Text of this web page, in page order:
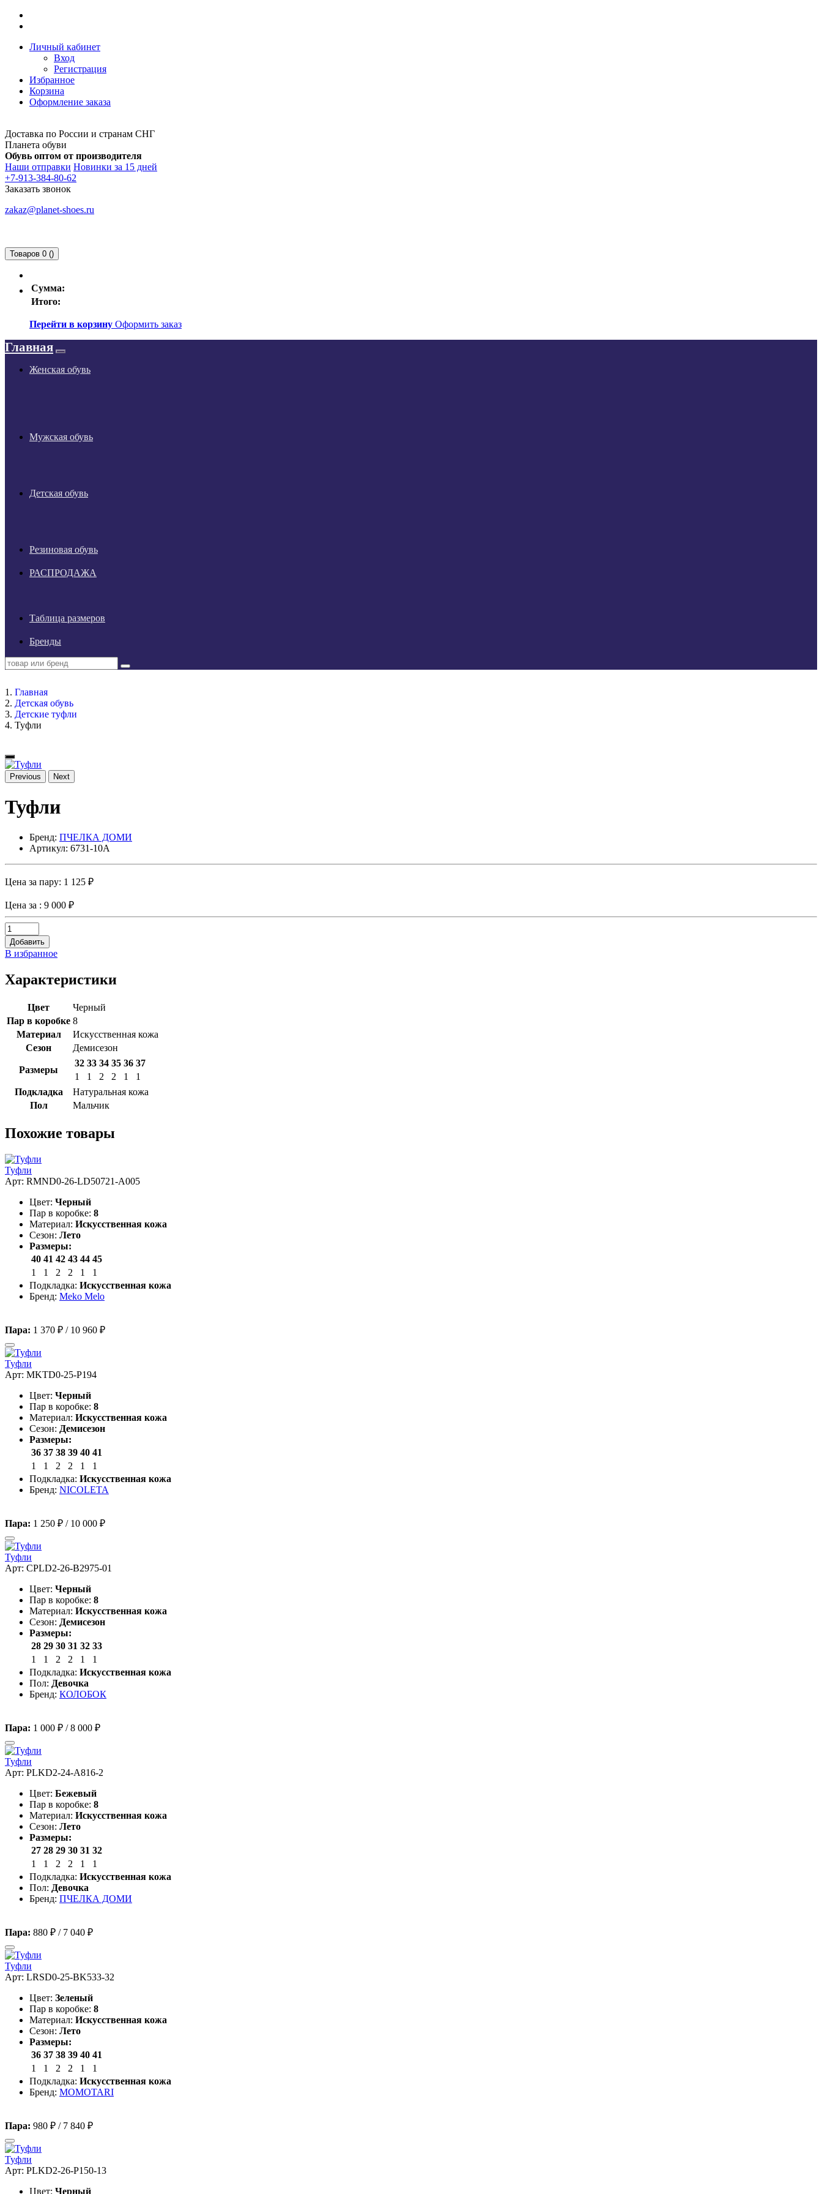
Личный кабинет
Вход
Регистрация
Избранное
Корзина
Оформление заказа
Доставка по России и странам СНГ
Планета обуви
Обувь оптом от производителя
Наши отправки Новинки за 15 дней
+7-913-384-80-62
Заказать звонок
zakaz@planet-shoes.ru
Товаров 0 ()
Сумма:
Итого:
Перейти в корзину Оформить заказ
Главная
Женская обувь
Мужская обувь
Детская обувь
Резиновая обувь
РАСПРОДАЖА
Таблица размеров
Бренды
Главная
Детская обувь
Детские туфли
Туфли
Previous Next
Туфли
Бренд: ПЧЕЛКА ДОМИ
Артикул: 6731-10A
Цена за пару: 1 125 ₽
Цена за : 9 000 ₽
Добавить
В избранное
Характеристики
Цвет
Черный
Пар в коробке 8
Материал
Искусственная кожа
Сезон
Демисезон
Размеры
32 33 34 35 36 37
1
1 2 2 1
1
Подкладка
Натуральная кожа
Пол
Мальчик
Похожие товары
Туфли
Арт: RMND0-26-LD50721-A005
Цвет: Черный
Пар в коробке: 8
Материал: Искусственная кожа
Сезон: Лето
Размеры:
40 41 42 43 44 45
1
1 2 2 1
1
Подкладка: Искусственная кожа
Бренд: Meko Melo
Пара: 1 370 ₽ / 10 960 ₽
Туфли
Арт: MKTD0-25-P194
Цвет: Черный
Пар в коробке: 8
Материал: Искусственная кожа
Сезон: Демисезон
Размеры:
36 37 38 39 40 41
1
1 2 2 1
1
Подкладка: Искусственная кожа
Бренд: NICOLETA
Пара: 1 250 ₽ / 10 000 ₽
Туфли
Арт: CPLD2-26-B2975-01
Цвет: Черный
Пар в коробке: 8
Материал: Искусственная кожа
Сезон: Демисезон
Размеры:
28 29 30 31 32 33
1
1 2 2 1
1
Подкладка: Искусственная кожа
Пол: Девочка
Бренд: КОЛОБОК
Пара: 1 000 ₽ /8 000 ₽
Туфли
Арт: PLKD2-24-A816-2
Цвет: Бежевый
Пар в коробке: 8
Материал: Искусственная кожа
Сезон: Лето
Размеры:
27 28 29 30 31 32
1
1 2 2 1
1
Подкладка: Искусственная кожа
Пол: Девочка
Бренд: ПЧЕЛКА ДОМИ
Пара: 880 ₽ / 7 040 ₽
Туфли
Арт: LRSD0-25-BK533-32
Цвет: Зеленый
Пар в коробке: 8
Материал: Искусственная кожа
Сезон: Лето
Размеры:
36 37 38 39 40 41
1
1 2 2 1
1
Подкладка: Искусственная кожа
Бренд: MOMOTARI
Пара: 980 ₽ / 7 840 ₽
Туфли
Арт: PLKD2-26-P150-13
Цвет: Черный